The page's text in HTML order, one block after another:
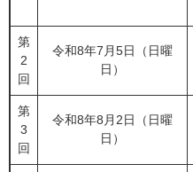
第
2
回
令和8年7月5日（日曜
日）
第
3
回
令和8年8月2日（日曜
日）